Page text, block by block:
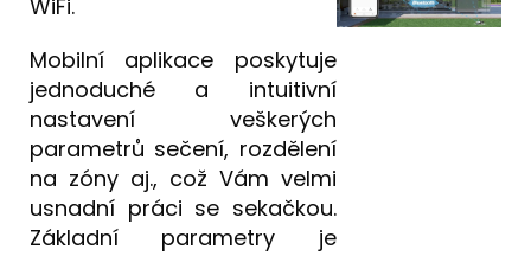
WiFi.
Mobilní aplikace poskytuje
jednoduché a intuitivní
nastavení veškerých
parametrů sečení, rozdělení
na zóny aj., což Vám velmi
usnadní práci se sekačkou.
Základní parametry je